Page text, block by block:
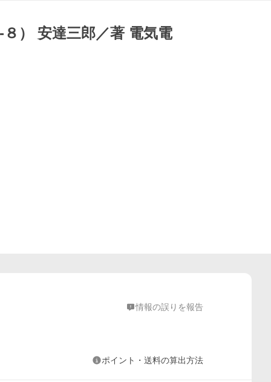
） 安達三郎／著 電気電
情報の誤りを報告
ポイント・送料の算出方法